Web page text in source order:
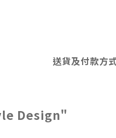
送貨及付款方
Design"